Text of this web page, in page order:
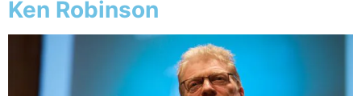
Ken Robinson